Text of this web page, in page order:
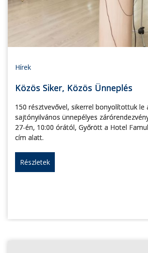
Hírek
Közös Siker, Közös Ünneplés
150 résztvevővel, sikerrel bonyolítottuk le
sajtónyilvános ünnepélyes
27-én, 10:00 órától, Győrött a Hotel
cím alatt.
Részletek